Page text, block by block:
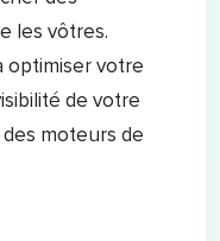
les vôtres.
optimiser votre
de votre
moteurs de